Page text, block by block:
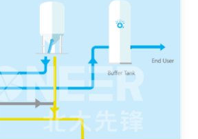
Millionen US-Dollar.